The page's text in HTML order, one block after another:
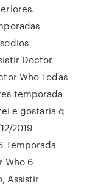
Doctor
Who Todas
temporada
e gostaria q
2019
Temporada
Who 6
Assistir